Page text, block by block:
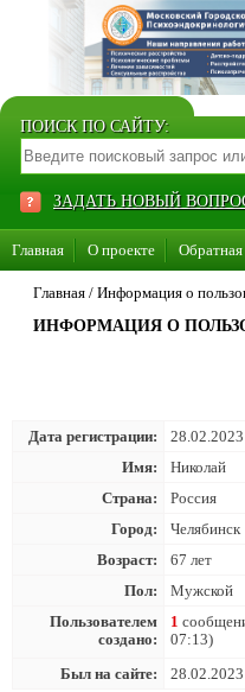
ПОИСК ПО САЙТУ:
ЗАДАТЬ НОВЫЙ
Главная О проекте Обратная
Стать консультантом нашего сайта
Суперакция «Каждому врачу свой
Главная / Информация о
ИНФОРМАЦИЯ О
Дата регистрации:
Имя:
Николай
Страна:
Россия
Город:
Челябинск
Возраст:
67 лет
Пол:
Мужской
Пользователем
создано:
1
07:13)
Был на сайте: